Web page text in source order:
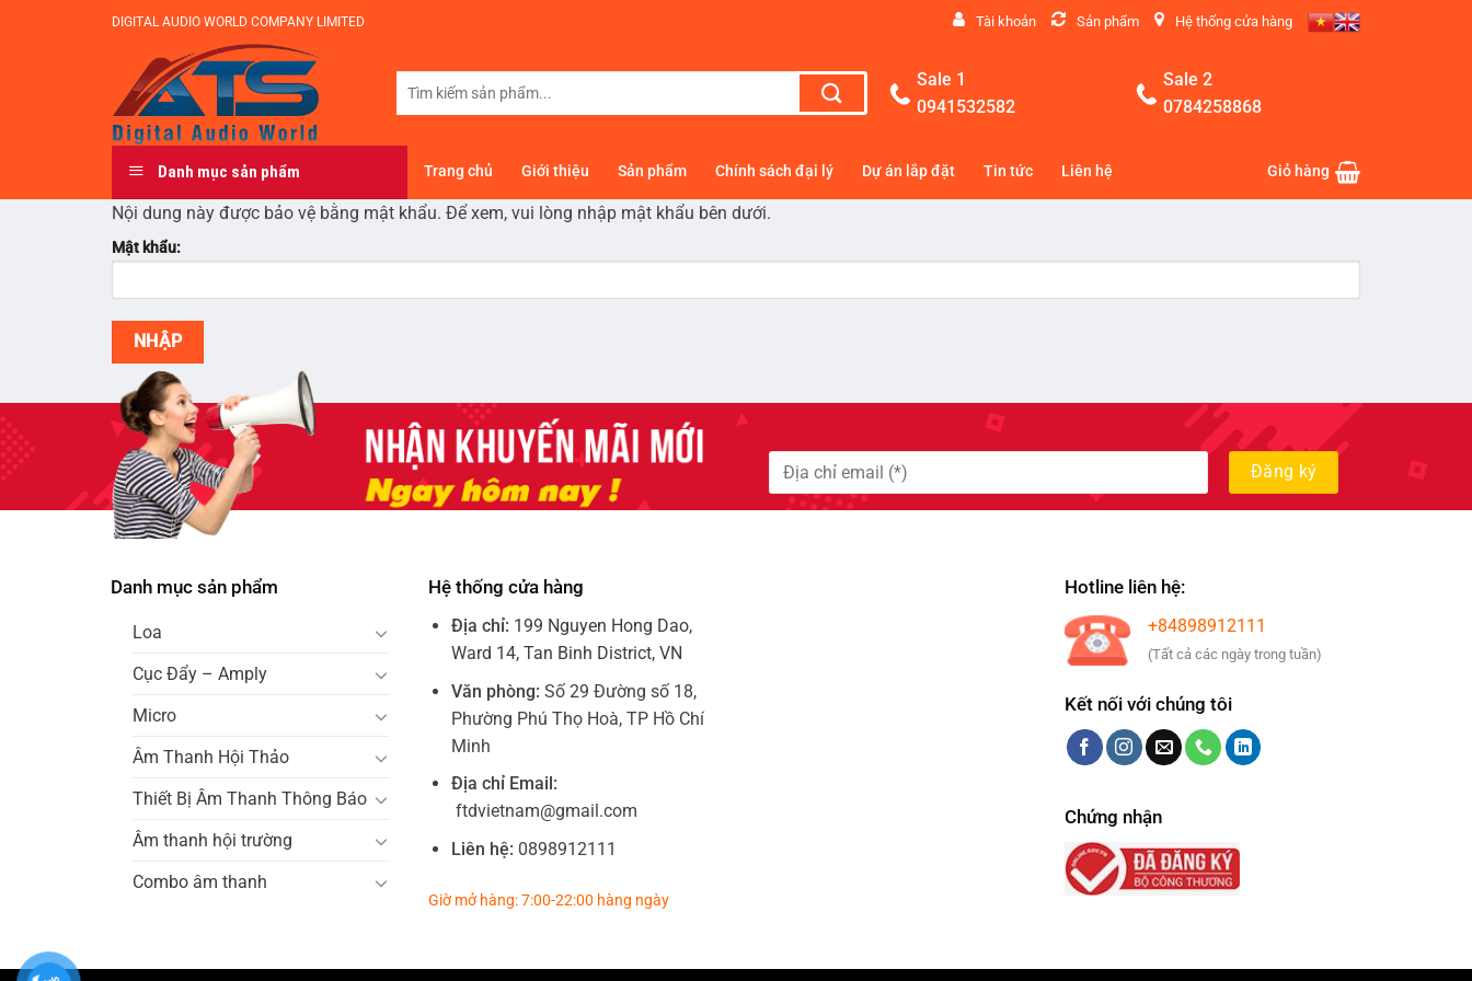
DIGITAL AUDIO WORLD COMPANY LIMITED Tài khoản Sản phẩm Hệ thống cửa hàng
Tìm
Sale 1
0941532582
Sale 2
0784258868
Danh mục sản phẩm Trang chủ Giới thiệu Sản phẩm Chính sách đại lý Dự án lắp đặt Tin tức Liên hệ Giỏ hàng
Nội dung này được bảo vệ bằng mật khẩu. Để xem, vui lòng nhập mật khẩu bên dưới.
Mật khẩu:
Danh mục sản phẩm
Loa
Cục Đẩy – Amply
Micro
Âm Thanh Hội Thảo
Thiết Bị Âm Thanh Thông Báo
Âm thanh hội trường
Combo âm thanh
Hệ thống cửa hàng
Địa chỉ: 199 Nguyen Hong Dao,
Ward 14, Tan Binh District, VN
Văn phòng: Số 29 Đường số 18,
Phường Phú Thọ Hoà, TP Hồ Chí
Minh
Địa chỉ Email:
ftdvietnam@gmail.com
Liên hệ: 0898912111
Giờ mở hàng: 7:00-22:00 hàng ngày
Hotline liên hệ:
+84898912111
(Tất cả các ngày trong tuần)
Kết nối với chúng tôi
Chứng nhận